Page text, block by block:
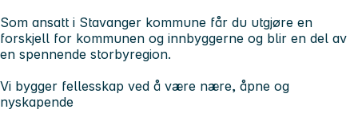
Som ansatt i Stavanger kommune får du utgjøre en
forskjell for kommunen og innbyggerne og blir en del av
en spennende storbyregion.
Vi bygger fellesskap ved å være nære, åpne og
nyskapende